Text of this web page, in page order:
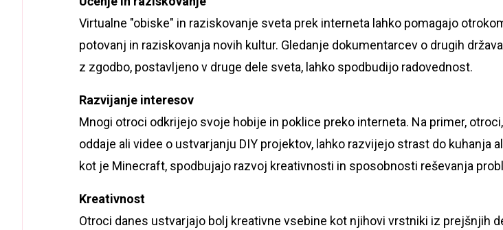
Virtualne "obiske" in raziskovanje sveta prek interneta lahko pomagajo
potovanj in raziskovanja novih kultur. Gledanje dokumentarcev o drugih
z zgodbo, postavljeno v druge dele sveta, lahko spodbudijo radovednost.
Razvijanje interesov
Mnogi otroci odkrijejo svoje hobije in poklice preko interneta. Na primer,
oddaje ali videe o ustvarjanju DIY projektov, lahko razvijejo strast do kuhanja
kot je Minecraft, spodbujajo razvoj kreativnosti in sposobnosti reševanja
Kreativnost
Otroci danes ustvarjajo bolj kreativne vsebine kot njihovi vrstniki iz prejšnjih